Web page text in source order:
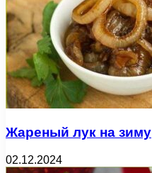
Жареный лук на зиму
02.12.2024